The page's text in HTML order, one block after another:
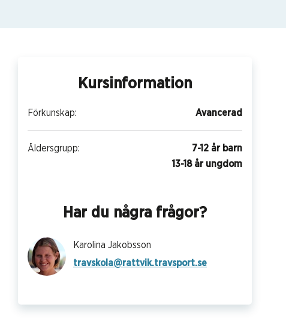
Kursinformation
Förkunskap: Avancerad
Åldersgrupp:
7-12 år barn
13-18 år ungdom
Har du några frågor?
Karolina Jakobsson
travskola@rattvik.travsport.se